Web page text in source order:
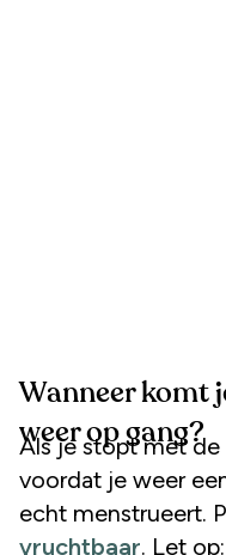
Wanneer komt
weer op gang?
Als je stopt met de
voordat je weer
echt menstrueert.
vruchtbaar. Let